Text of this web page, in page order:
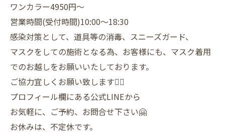
ワンカラー4950円〜
営業時間(受付時間)10:00〜18:30
感染対策として、道具等の消毒、スニーズガード、
マスクをしての施術となる為、お客様にも、マスク着用
でのお越しをお願いいたしております。
ご協力宜しくお願い致します🙇‍♀️
プロフィール欄にある公式LINEから
お気軽に、ご予約、お問合せ下さい🤗
お休みは、不定休です。